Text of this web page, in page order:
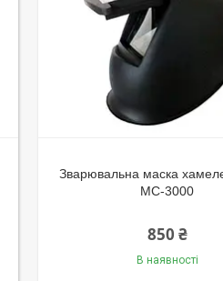
Зварювальна маска
MC-3000
850 ₴
В наявності